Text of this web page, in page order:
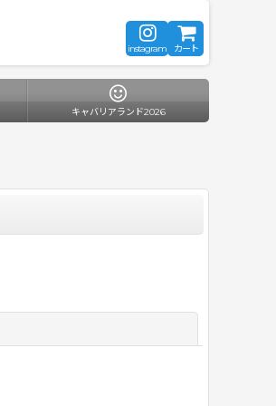
instagram カート
キャバリアランド2026